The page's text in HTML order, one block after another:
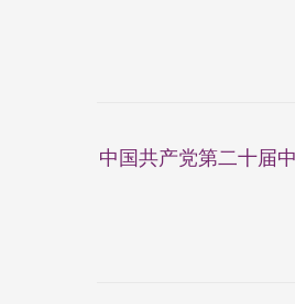
中国共产党第二十届